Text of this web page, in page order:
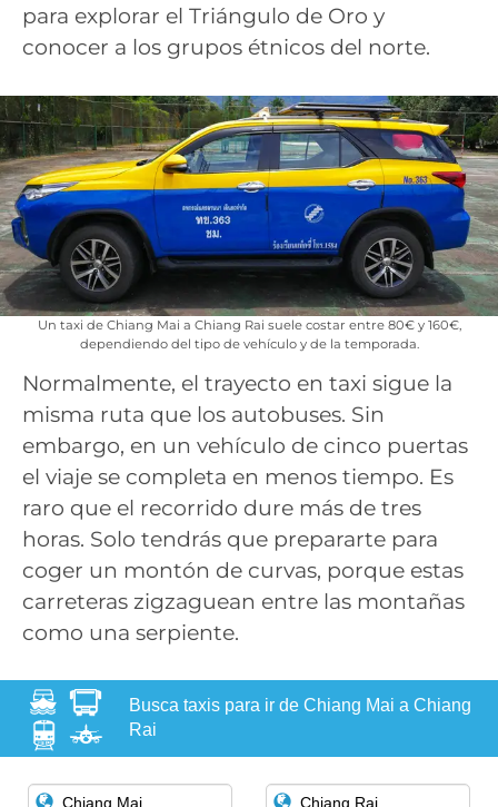
para explorar el Triángulo de Oro y
conocer a los grupos étnicos del norte.
Un taxi de Chiang Mai a Chiang Rai suele costar entre 80€ y 160€,
dependiendo del tipo de vehículo y de la temporada.
Normalmente, el trayecto en taxi sigue la
misma ruta que los autobuses. Sin
embargo, en un vehículo de cinco puertas
el viaje se completa en menos tiempo. Es
raro que el recorrido dure más de tres
horas. Solo tendrás que prepararte para
coger un montón de curvas, porque estas
carreteras zigzaguean entre las montañas
como una serpiente.
Busca taxis para ir de Chiang Mai a Chiang
Rai